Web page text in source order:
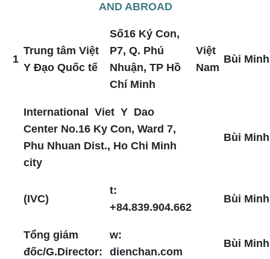
AND ABROAD
1
Trung tâm Việt
Y Đạo Quốc tế
Số16 Ký Con,
P7, Q. Phú
Nhuận, TP Hồ
Chí Minh
Việt
Nam
Bùi
International Viet Y Dao
Center No.16 Ky Con, Ward 7,
Phu Nhuan Dist., Ho Chi Minh
city
Bùi
(IVC)
t:
+84.839.904.662
Bùi
Tổng giám
đốc/G.Director:
w:
dienchan.com
Bùi